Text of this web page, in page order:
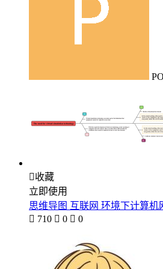
收藏
立即使用
思维导图 互联网 环境下计算
 710  0  0